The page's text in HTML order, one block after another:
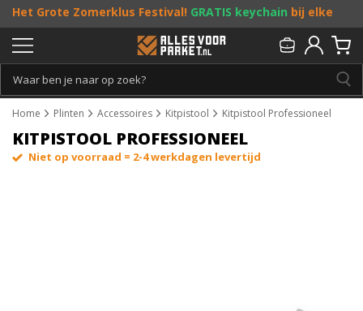
Het Grote Zomerklus Festival! GRATIS keychain bij elke
bestelling vanaf €25, entoffe acties! Doe je mee?
Persoonlijk & gratis advies:013 - 207 00 01
Home Plinten Accessoires Kitpistool Kitpistool Professioneel
KITPISTOOL PROFESSIONEEL
Niet op voorraad = 2-4 werkdagen levertijd